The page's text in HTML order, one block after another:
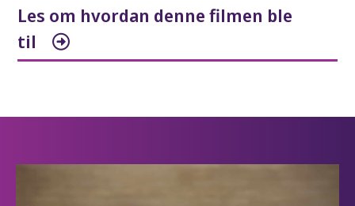
Les om hvordan denne filmen ble
til